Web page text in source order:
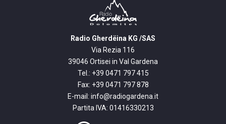
Radio Gherdëina KG /SAS
Via Rezia 116
39046 Ortisei in Val Gardena
Tel.: +39 0471 797 415
Fax: +39 0471 797 878
E-mail: info@radiogardena.it
Partita IVA: 01416330213